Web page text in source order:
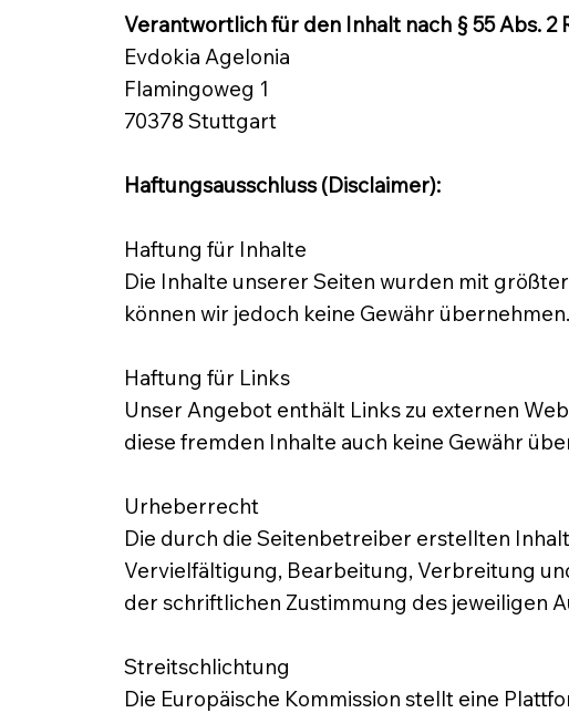
Verantwortlich für den Inhalt nach § 55 Abs. 2
Evdokia Agelonia
Flamingoweg 1
70378 Stuttgart
Haftungsausschluss (Disclaimer):
Haftung für Inhalte
Die Inhalte unserer Seiten wurden mit
können wir jedoch keine Gewähr übernehmen.
Haftung für Links
Unser Angebot enthält Links zu externen
diese fremden Inhalte auch keine Gewähr
Urheberrecht
Die durch die Seitenbetreiber erstellten
Vervielfältigung, Bearbeitung, Verbreitung
der schriftlichen Zustimmung des jeweiligen
Streitschlichtung
Die Europäische Kommission stellt eine